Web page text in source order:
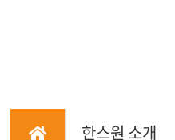
한스원 소개